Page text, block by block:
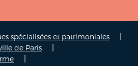
spécialisées et patrimoniales
de Paris